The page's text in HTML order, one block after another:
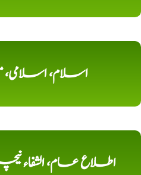
اسلام،
اطلاع عام، الشفاء